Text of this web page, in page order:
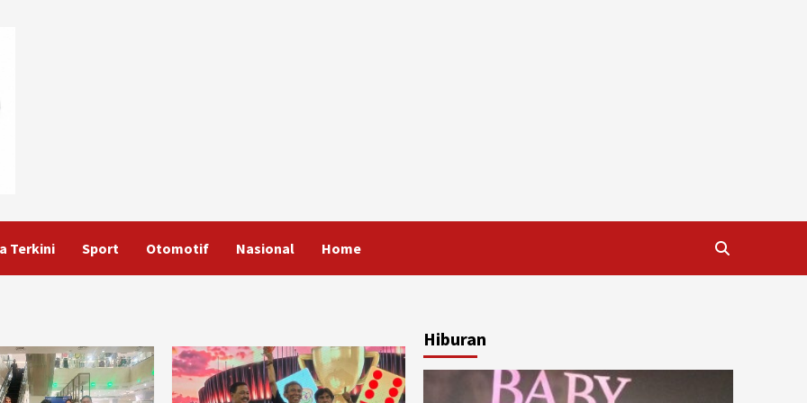
Terkini Sport Otomotif Nasional Home
Hiburan